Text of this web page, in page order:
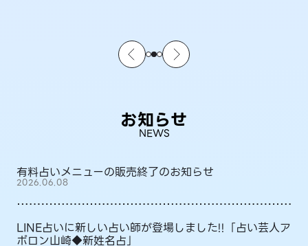
お知らせ
NEWS
有料占いメニューの販売終了のお知らせ
2026.06.08
LINE占いに新しい占い師が登場しました!!「占い芸人ア
ポロン山崎◆新姓名占」